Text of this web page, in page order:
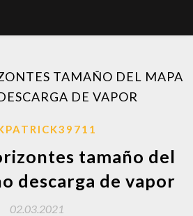
TAMAÑO DEL MAPA
DE VAPOR
tamaño del
descarga de vapor
02.03.2021